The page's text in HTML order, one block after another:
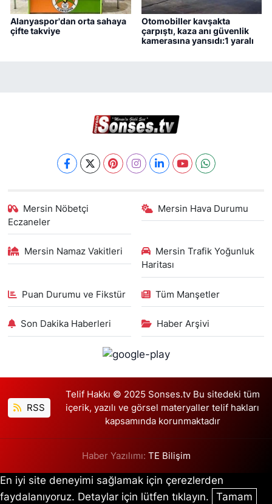
Alanyaspor'dan orta sahaya
çifte takviye
Otomobiller kavşakta
çarpıştı, kaza anı güvenlik
kamerasına yansıdı:1 yaralı
Mersin Nöbetçi
Eczaneler
Mersin Hava Durumu
Mersin Namaz Vakitleri
Mersin Trafik Yoğunluk
Haritası
Puan Durumu ve Fikstür Tüm Manşetler
Son Dakika Haberleri Haber Arşivi
RSS
Telif Hakkı © 2025 Sonses.tv Bu sitedeki tüm
içerik, yazılı ve görsel materyaller telif hakları
kapsamında korunmaktadır
Haber Yazılımı: TE Bilişim
En iyi site deneyimi sağlamak için çerezlerden
faydalanıyoruz. Detaylar için lütfen tıklayın.
Tamam